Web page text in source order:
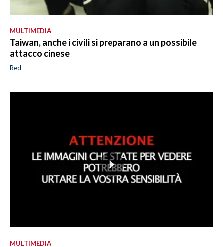
MULTIMEDIA
Taiwan, anche i civili si preparano a un possibile
attacco cinese
Red
MULTIMEDIA